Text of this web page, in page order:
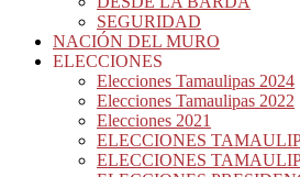
SEGURIDAD
NACIÓN DEL MURO
ELECCIONES
Elecciones Tamaulipas 2024
Elecciones Tamaulipas 2022
Elecciones 2021
ELECCIONES
ELECCIONES